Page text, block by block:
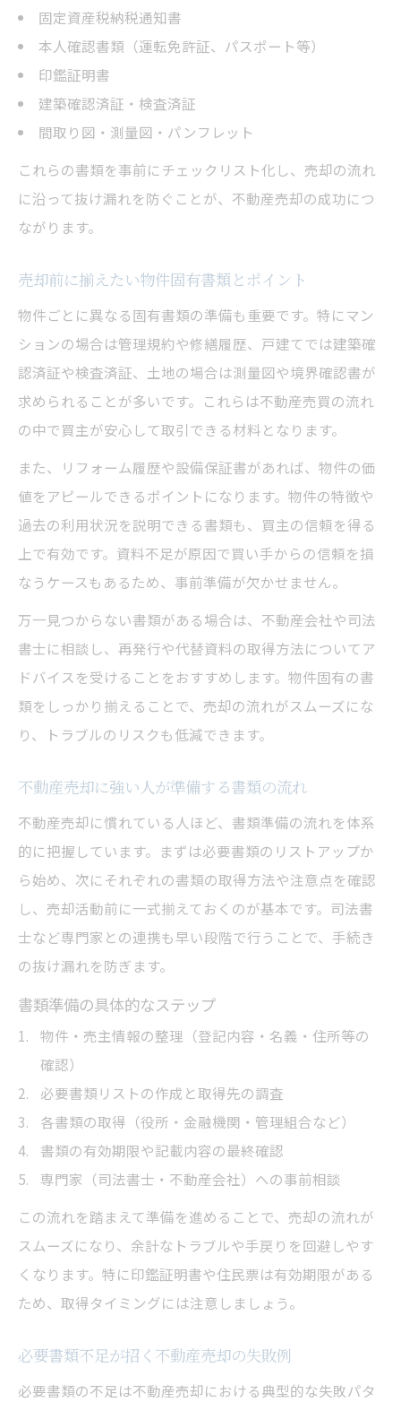
固定資産税納税通知書
本人確認書類（運転免許証、パスポート等）
印鑑証明書
建築確認済証・検査済証
間取り図・測量図・パンフレット
これらの書類を事前にチェックリスト化し、売却の流れ
に沿って抜け漏れを防ぐことが、不動産売却の成功につ
ながります。
売却前に揃えたい物件固有書類とポイント
物件ごとに異なる固有書類の準備も重要です。特にマン
ションの場合は管理規約や修繕履歴、戸建てでは建築確
認済証や検査済証、土地の場合は測量図や境界確認書が
求められることが多いです。これらは不動産売買の流れ
の中で買主が安心して取引できる材料となります。
また、リフォーム履歴や設備保証書があれば、物件の価
値をアピールできるポイントになります。物件の特徴や
過去の利用状況を説明できる書類も、買主の信頼を得る
上で有効です。資料不足が原因で買い手からの信頼を損
なうケースもあるため、事前準備が欠かせません。
万一見つからない書類がある場合は、不動産会社や司法
書士に相談し、再発行や代替資料の取得方法についてア
ドバイスを受けることをおすすめします。物件固有の書
類をしっかり揃えることで、売却の流れがスムーズにな
り、トラブルのリスクも低減できます。
不動産売却に強い人が準備する書類の流れ
不動産売却に慣れている人ほど、書類準備の流れを体系
的に把握しています。まずは必要書類のリストアップか
ら始め、次にそれぞれの書類の取得方法や注意点を確認
し、売却活動前に一式揃えておくのが基本です。司法書
士など専門家との連携も早い段階で行うことで、手続き
の抜け漏れを防ぎます。
書類準備の具体的なステップ
物件・売主情報の整理（登記内容・名義・住所等の
確認）
必要書類リストの作成と取得先の調査
各書類の取得（役所・金融機関・管理組合など）
書類の有効期限や記載内容の最終確認
専門家（司法書士・不動産会社）への事前相談
この流れを踏まえて準備を進めることで、売却の流れが
スムーズになり、余計なトラブルや手戻りを回避しやす
くなります。特に印鑑証明書や住民票は有効期限がある
ため、取得タイミングには注意しましょう。
必要書類不足が招く不動産売却の失敗例
必要書類の不足は不動産売却における典型的な失敗パタ